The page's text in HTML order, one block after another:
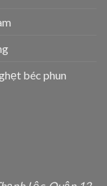
béc phun